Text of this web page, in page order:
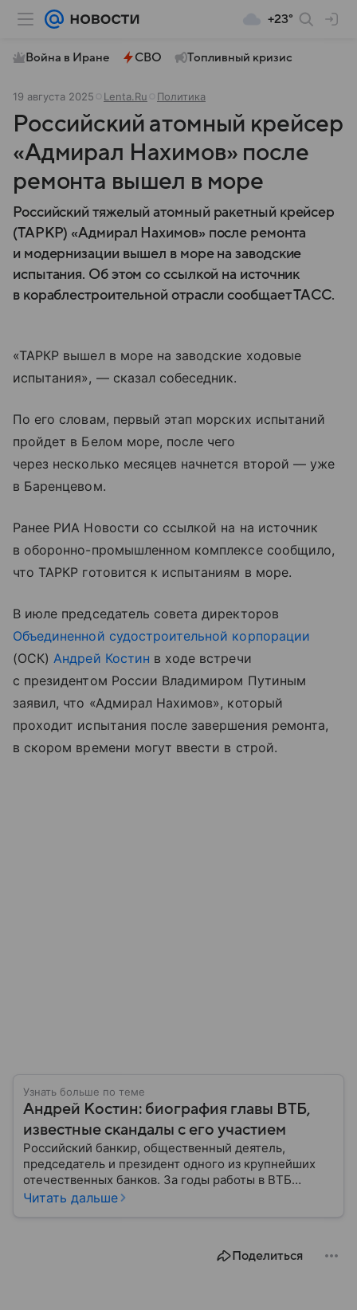
+23°
Война в Иране СВО Топливный кризис
19 августа 2025 Lenta.Ru Политика
Российский атомный крейсер
«Адмирал Нахимов» после
ремонта вышел в море
Российский тяжелый атомный ракетный крейсер
(ТАРКР) «Адмирал Нахимов» после ремонта
и модернизации вышел в море на заводские
испытания. Об этом со ссылкой на источник
в кораблестроительной отрасли сообщает ТАСС.
«ТАРКР вышел в море на заводские ходовые
испытания», — сказал собеседник.
По его словам, первый этап морских испытаний
пройдет в Белом море, после чего
через несколько месяцев начнется второй — уже
в Баренцевом.
Ранее РИА Новости со ссылкой на на источник
в оборонно-промышленном комплексе сообщило,
что ТАРКР готовится к испытаниям в море.
В июле председатель совета директоров
Объединенной судостроительной корпорации
(ОСК)Андрей Костин в ходе встречи
с президентом России Владимиром Путиным
заявил, что «Адмирал Нахимов», который
проходит испытания после завершения ремонта,
в скором времени могут ввести в строй.
Узнать больше по теме
Андрей Костин: биография главы ВТБ,
известные скандалы с его участием
Российский банкир, общественный деятель,
председатель и президент одного из крупнейших
отечественных банков. За годы работы в ВТБ
Андрей Костин не единожды сталкивался с
Читать дальше
Поделиться